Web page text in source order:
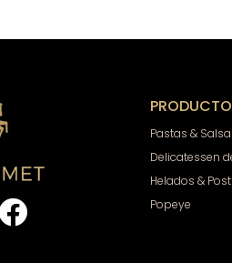
PRODUCTO
Pastas &
Delicatessen
Helados &
Popeye